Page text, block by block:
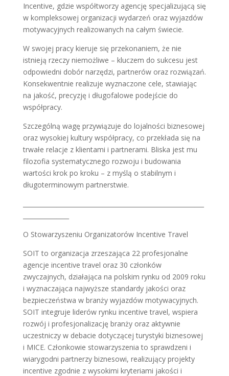
Incentive, gdzie współtworzy agencję specjalizującą się
w kompleksowej organizacji wydarzeń oraz wyjazdów
motywacyjnych realizowanych na całym świecie.
W swojej pracy kieruje się przekonaniem, że nie
istnieją rzeczy niemożliwe – kluczem do sukcesu jest
odpowiedni dobór narzędzi, partnerów oraz rozwiązań.
Konsekwentnie realizuje wyznaczone cele, stawiając
na jakość, precyzję i długofalowe podejście do
współpracy.
Szczególną wagę przywiązuje do lojalności biznesowej
oraz wysokiej kultury współpracy, co przekłada się na
trwałe relacje z klientami i partnerami. Bliska jest mu
filozofia systematycznego rozwoju i budowania
wartości krok po kroku – z myślą o stabilnym i
długoterminowym partnerstwie.
O Stowarzyszeniu Organizatorów Incentive Travel
SOIT to organizacja zrzeszająca 22 profesjonalne
agencje incentive travel oraz 30 członków
zwyczajnych, działająca na polskim rynku od 2009 roku
i wyznaczająca najwyższe standardy jakości oraz
bezpieczeństwa w branży wyjazdów motywacyjnych.
SOIT integruje liderów rynku incentive travel, wspiera
rozwój i profesjonalizację branży oraz aktywnie
uczestniczy w debacie dotyczącej turystyki biznesowej
i MICE. Członkowie stowarzyszenia to sprawdzeni i
wiarygodni partnerzy biznesowi, realizujący projekty
incentive zgodnie z wysokimi kryteriami jakości i